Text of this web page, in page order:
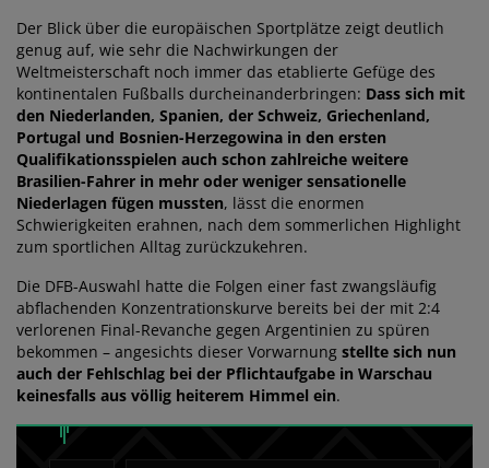
Der Blick über die europäischen Sportplätze zeigt deutlich
genug auf, wie sehr die Nachwirkungen der
Weltmeisterschaft noch immer das etablierte Gefüge des
kontinentalen Fußballs durcheinanderbringen: Dass sich mit
den Niederlanden, Spanien, der Schweiz, Griechenland,
Portugal und Bosnien-Herzegowina in den ersten
Qualifikationsspielen auch schon zahlreiche weitere
Brasilien-Fahrer in mehr oder weniger sensationelle
Niederlagen fügen mussten, lässt die enormen
Schwierigkeiten erahnen, nach dem sommerlichen Highlight
zum sportlichen Alltag zurückzukehren.
Die DFB-Auswahl hatte die Folgen einer fast zwangsläufig
abflachenden Konzentrationskurve bereits bei der mit 2:4
verlorenen Final-Revanche gegen Argentinien zu spüren
bekommen – angesichts dieser Vorwarnung stellte sich nun
auch der Fehlschlag bei der Pflichtaufgabe in Warschau
keinesfalls aus völlig heiterem Himmel ein.